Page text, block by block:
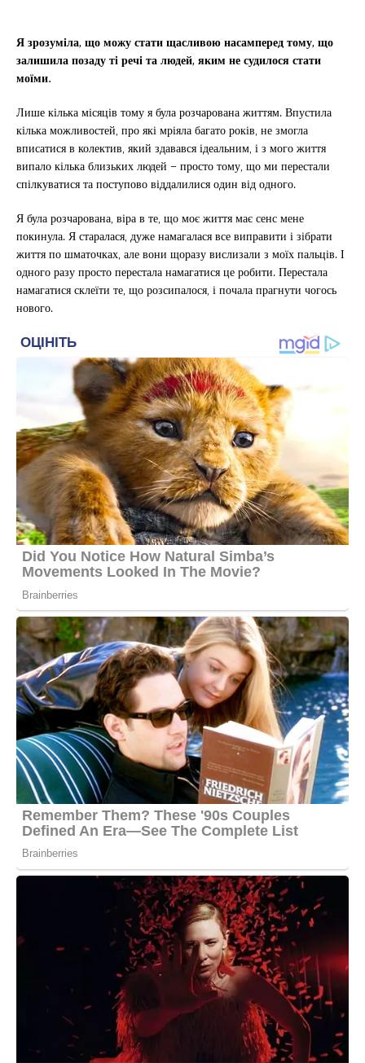
Я зрозуміла, що можу стати щасливою насамперед тому, що
залишила позаду ті речі та людей, яким не судилося стати
моїми.
Лише кілька місяців тому я була розчарована життям. Впустила
кілька можливостей, про які мріяла багато років, не змогла
вписатися в колектив, який здавався ідеальним, і з мого життя
випало кілька близьких людей – просто тому, що ми перестали
спілкуватися та поступово віддалилися один від одного.
Я була розчарована, віра в те, що моє життя має сенс мене
покинула. Я старалася, дуже намагалася все виправити і зібрати
життя по шматочках, але вони щоразу вислизали з моїх пальців. І
одного разу просто перестала намагатися це робити. Перестала
намагатися склеїти те, що розсипалося, і почала прагнути чогось
нового.